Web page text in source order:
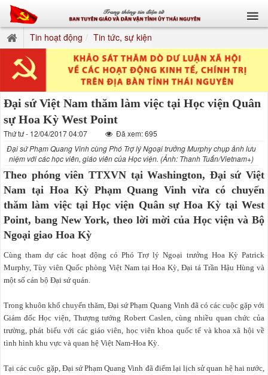
Tin hoạt động Tin tức, sự kiện
Đại sứ Việt Nam thăm làm việc tại Học viện Quân
sự Hoa Kỳ West Point
Thứ tư - 12/04/2017 04:07
Đã xem: 695
Đại sứ Phạm Quang Vinh cùng Phó Trợ lý Ngoại trưởng Murphy chụp ảnh lưu
niệm với các học viên, giáo viên của Học viện. (Ảnh: Thanh Tuấn/Vietnam+)
Theo phóng viên TTXVN tại Washington, Đại sứ Việt
Nam tại Hoa Kỳ Phạm Quang Vinh vừa có chuyến
thăm làm việc tại Học viện Quân sự Hoa Kỳ tại West
Point, bang New York, theo lời mời của Học viện và Bộ
Ngoại giao Hoa Kỳ
Cùng tham dự các hoạt động có Phó Trợ lý Ngoại trưởng Hoa Kỳ Patrick
Murphy, Tùy viên Quốc phòng Việt Nam tại Hoa Kỳ, Đại tá Trần Hậu Hùng và
một số cán bộ Đại sứ quán.
Trong khuôn khổ chuyến thăm, Đại sứ Phạm Quang Vinh đã có các cuộc gặp với
Giám đốc Học viện, Thượng tướng Robert Caslen, cùng nhiều quan chức của
trường, phát biểu với các giáo viên, học viên khoa quốc tế và khoa xã hội về
tình hình khu vực và quan hệ Việt Nam-Hoa Kỳ.
Tại các cuộc gặp, Đại sứ Phạm Quang Vinh đã điểm lại lịch sử quan hệ hai nước,